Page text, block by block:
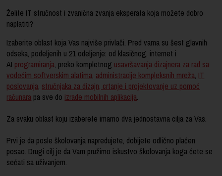
Želite IT stručnost i zvanična zvanja eksperata koja možete dobro
naplatiti?
Izaberite oblast koja Vas najviše privlači. Pred vama su šest glavnih
odseka, podeljenih u 21 odeljenje: od klasičnog, internet i
AI programiranja, preko kompletnog usavršavanja dizajnera za rad sa
vodećim softverskim alatima, administracije kompleksnih mreža, IT
poslovanja, stručnjaka za dizajn, crtanje i projektovanje uz pomoć
računara pa sve do izrade mobilnih aplikacija.
Za svaku oblast koju izaberete imamo dva jednostavna cilja za Vas.
Prvi je da posle školovanja napredujete, dobijete odlično plaćen
posao. Drugi cilj je da Vam pružimo iskustvo školovanja koga ćete se
sećati sa uživanjem.